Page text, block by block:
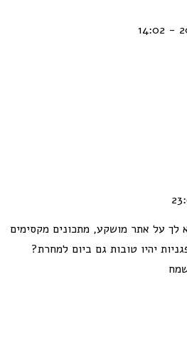
אתר מושקע, מתכונים מקסימים
יהיו טובות גם ביום למחרת?